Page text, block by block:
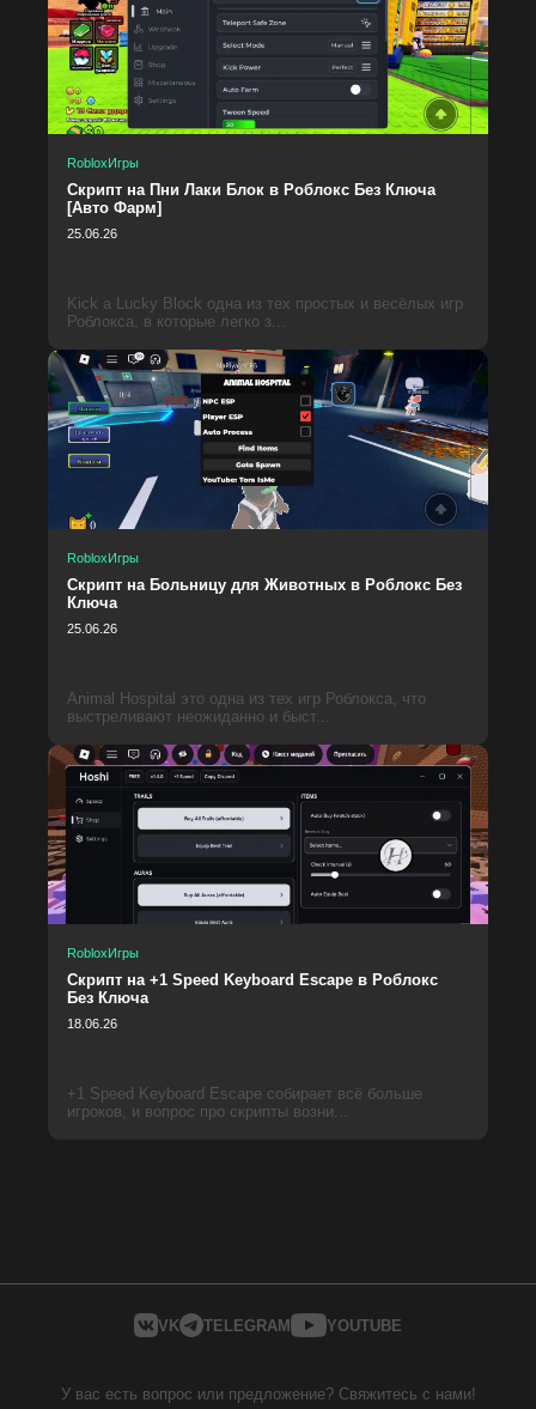
RobloxИгры
Скрипт на Пни Лаки Блок в Роблокс Без Ключа
[Авто Фарм]
25.06.26
Kick a Lucky Block одна из тех простых и весёлых игр
Роблокса, в которые легко з...
RobloxИгры
Скрипт на Больницу для Животных в Роблокс Без
Ключа
25.06.26
Animal Hospital это одна из тех игр Роблокса, что
выстреливают неожиданно и быст...
RobloxИгры
Скрипт на +1 Speed Keyboard Escape в Роблокс
Без Ключа
18.06.26
+1 Speed Keyboard Escape собирает всё больше
игроков, и вопрос про скрипты возни...
VK TELEGRAM YOUTUBE
У вас есть вопрос или предложение? Свяжитесь с нами!